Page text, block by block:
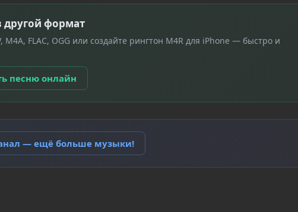
другой формат
M4A, FLAC, OGG или создайте рингтон M4R для iPhone — быстро и
песню онлайн
— ещё больше музыки!